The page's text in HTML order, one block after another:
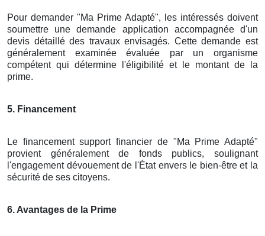
Pour demander "Ma Prime Adapté", les intéressés doivent
soumettre une demande application accompagnée d'un
devis détaillé des travaux envisagés. Cette demande est
généralement examinée évaluée par un organisme
compétent qui détermine l'éligibilité et le montant de la
prime.
5. Financement
Le financement support financier de "Ma Prime Adapté"
provient généralement de fonds publics, soulignant
l'engagement dévouement de l'État envers le bien-être et la
sécurité de ses citoyens.
6. Avantages de la Prime